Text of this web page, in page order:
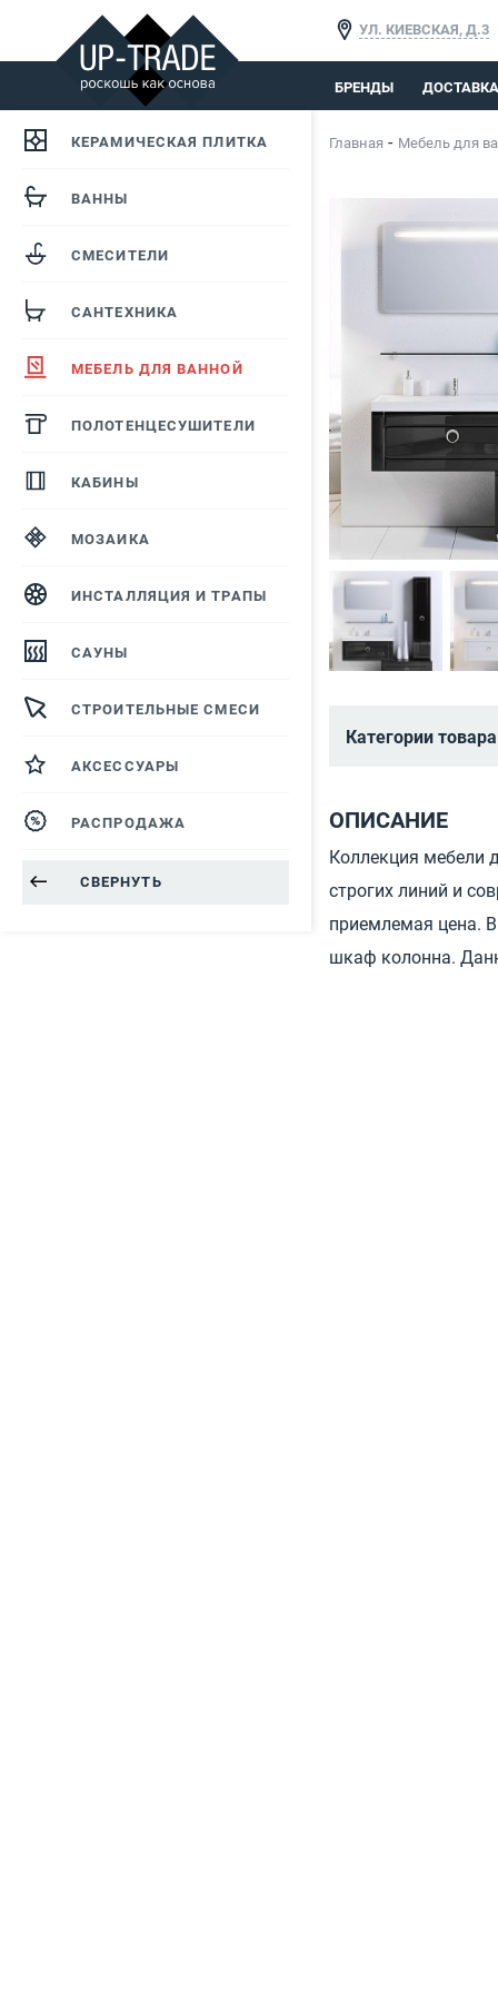
УЛ. КИЕВСКАЯ, Д.3
БРЕНДЫ
КЕРАМИЧЕСКАЯ ПЛИТКА
ВАННЫ
СМЕСИТЕЛИ
САНТЕХНИКА
МЕБЕЛЬ ДЛЯ ВАННОЙ
ПОЛОТЕНЦЕСУШИТЕЛИ
КАБИНЫ
МОЗАИКА
ИНСТАЛЛЯЦИЯ И ТРАПЫ
САУНЫ
СТРОИТЕЛЬНЫЕ СМЕСИ
АКСЕССУАРЫ
РАСПРОДАЖА
СВЕРНУТЬ
Главная Мебель для
Категории
ОПИСАНИЕ
Коллекция мебели
строгих линий и
приемлемая цена.
шкаф колонна.